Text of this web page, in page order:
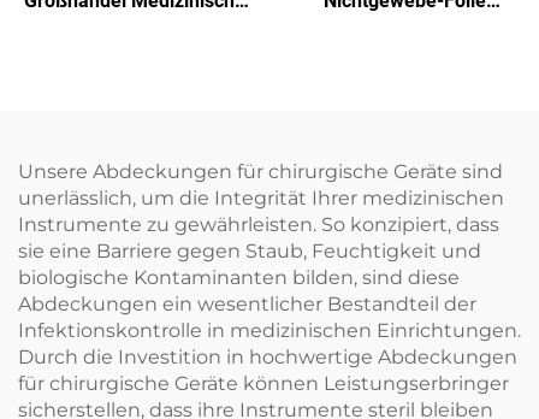
Unsere Abdeckungen für chirurgische Geräte sind
unerlässlich, um die Integrität Ihrer medizinischen
Instrumente zu gewährleisten. So konzipiert, dass
sie eine Barriere gegen Staub, Feuchtigkeit und
biologische Kontaminanten bilden, sind diese
Abdeckungen ein wesentlicher Bestandteil der
Infektionskontrolle in medizinischen Einrichtungen.
Durch die Investition in hochwertige Abdeckungen
für chirurgische Geräte können Leistungserbringer
sicherstellen, dass ihre Instrumente steril bleiben